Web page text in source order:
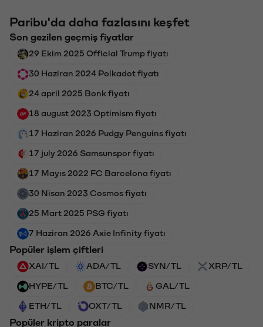
Paribu'da daha fazlasını keşfet
Son gezilen geçmiş fiyatlar
29 Ekim 2025 Official Trump fiyatı
30 Haziran 2024 Polkadot fiyatı
24 april 2025 Bonk fiyatı
18 august 2023 Optimism fiyatı
17 Haziran 2026 Pudgy Penguins fiyatı
17 july 2026 Samsunspor fiyatı
17 Mayıs 2022 FC Barcelona fiyatı
30 Nisan 2023 Cosmos fiyatı
25 Mart 2025 PSG fiyatı
7 Haziran 2026 Axie Infinity fiyatı
Popüler işlem çiftleri
XAI/TL ADA/TL SYN/TL XRP/TL
HYPE/TL BTC/TL GAL/TL
ETH/TL OXT/TL NMR/TL
Popüler kripto paralar